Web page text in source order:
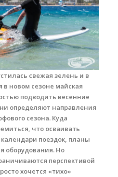
архив
Фотки
Видео
катания
Станции
Россия
свежая зелень и в
в новом сезоне майская
подводить весенние
определяют направления
сезона. Куда
что осваивать
поездок, планы
оборудования. Но
перспективой
хочется «тихо»